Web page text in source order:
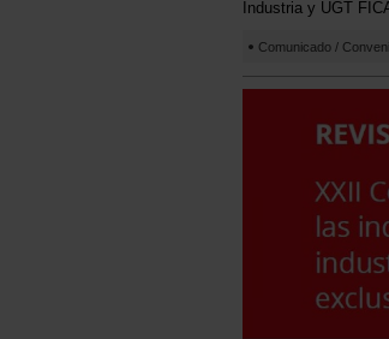
Industria y UGT
Comunicado /